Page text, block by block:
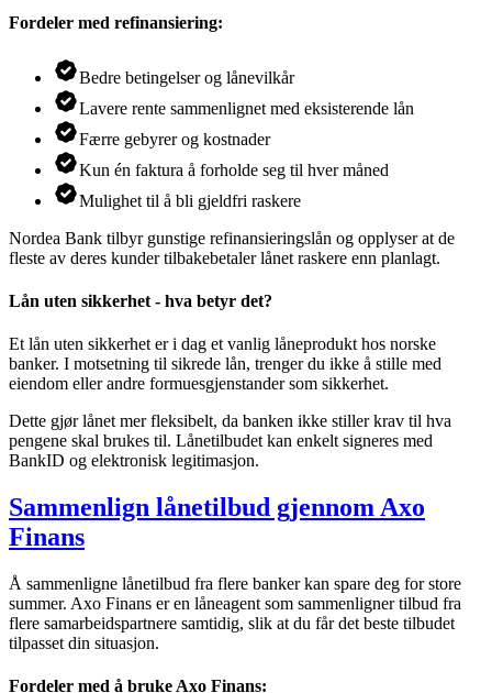
Fordeler med refinansiering:
Bedre betingelser og lånevilkår
Lavere rente sammenlignet med eksisterende lån
Færre gebyrer og kostnader
Kun én faktura å forholde seg til hver måned
Mulighet til å bli gjeldfri raskere
Nordea Bank tilbyr gunstige refinansieringslån og opplyser at de
fleste av deres kunder tilbakebetaler lånet raskere enn planlagt.
Lån uten sikkerhet - hva betyr det?
Et lån uten sikkerhet er i dag et vanlig låneprodukt hos norske
banker. I motsetning til sikrede lån, trenger du ikke å stille med
eiendom eller andre formuesgjenstander som sikkerhet.
Dette gjør lånet mer fleksibelt, da banken ikke stiller krav til hva
pengene skal brukes til. Lånetilbudet kan enkelt signeres med
BankID og elektronisk legitimasjon.
Sammenlign lånetilbud gjennom Axo
Finans
Å sammenligne lånetilbud fra flere banker kan spare deg for store
summer. Axo Finans er en låneagent som sammenligner tilbud fra
flere samarbeidspartnere samtidig, slik at du får det beste tilbudet
tilpasset din situasjon.
Fordeler med å bruke Axo Finans: